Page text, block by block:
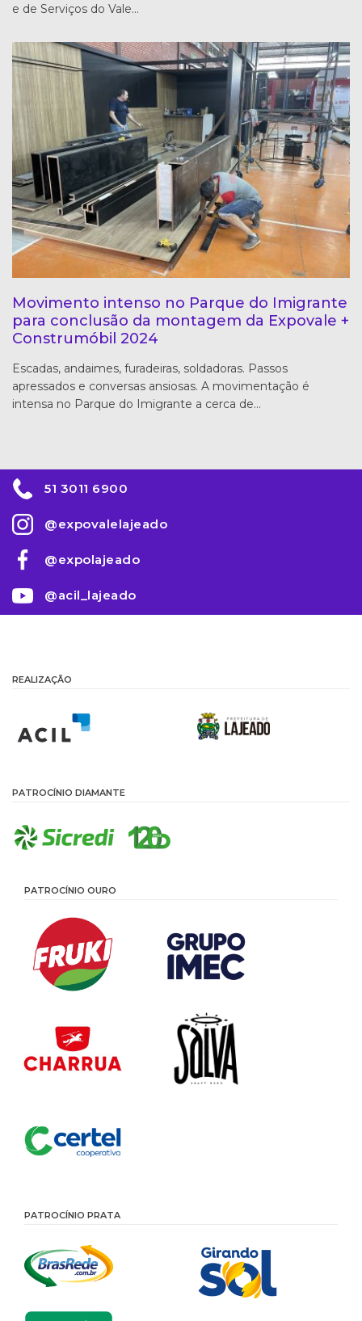
e de Serviços do Vale…
Movimento intenso no Parque do Imigrante
para conclusão da montagem da Expovale +
Construmóbil 2024
Escadas, andaimes, furadeiras, soldadoras. Passos
apressados e conversas ansiosas. A movimentação é
intensa no Parque do Imigrante a cerca de…
51 3011 6900
@expovalelajeado
@expolajeado
@acil_lajeado
REALIZAÇÃO
PATROCÍNIO DIAMANTE
PATROCÍNIO OURO
PATROCÍNIO PRATA